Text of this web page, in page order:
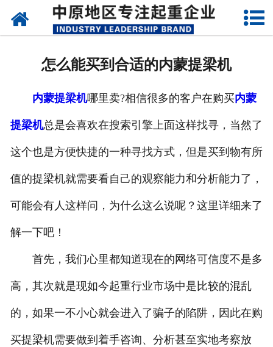
网站首页
企业视频
成功案例
怎么能买到合适的内蒙提梁机
内蒙提梁机哪里卖?相信很多的客户在购买内蒙
提梁机总是会喜欢在搜索引擎上面这样找寻，当然了
这个也是方便快捷的一种寻找方式，但是买到物有所
值的提梁机就需要看自己的观察能力和分析能力了，
可能会有人这样问，为什么这么说呢？这里详细来了
解一下吧！
首先，我们心里都知道现在的网络可信度不是多
高，其次就是现如今起重行业市场中是比较的混乱
的，如果一不小心就会进入了骗子的陷阱，因此在购
买提梁机需要做到着手咨询、分析甚至实地考察放